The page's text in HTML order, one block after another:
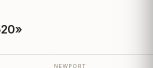
NEWPORT